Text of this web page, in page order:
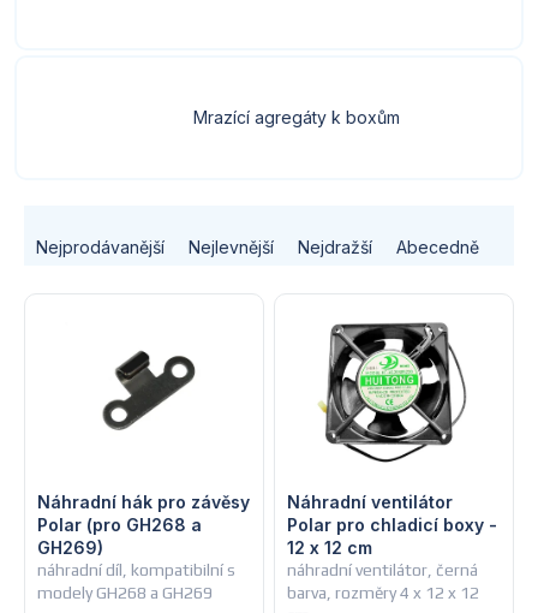
Mrazící agregáty k boxům
p
Nejprodávanější Nejlevnější Nejdražší Abecedně
V
s
pnáhradní díl, kompatibilní s
modely GH268 a GH269
Náhradní hák pro závěsy
Polar (pro GH268 a
GH269)
náhradní ventilátor, černá
barva, rozměry 4 x 12 x 12
Náhradní ventilátor
Polar pro chladicí boxy -
12 x 12 cm